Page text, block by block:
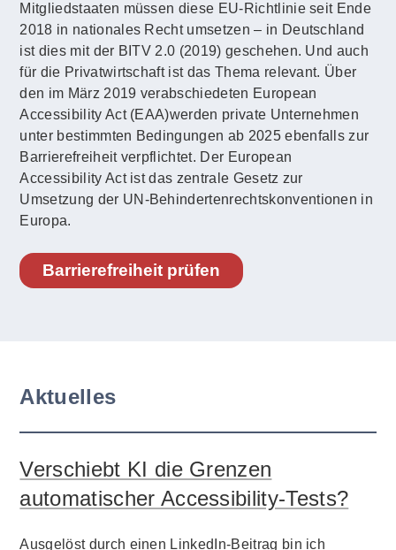
Mitgliedstaaten müssen diese EU-Richtlinie seit Ende
2018 in nationales Recht umsetzen – in Deutschland
ist dies mit der BITV 2.0 (2019) geschehen. Und auch
für die Privatwirtschaft ist das Thema relevant. Über
den im März 2019 verabschiedeten European
Accessibility Act (EAA)werden private Unternehmen
unter bestimmten Bedingungen ab 2025 ebenfalls zur
Barrierefreiheit verpflichtet. Der European
Accessibility Act ist das zentrale Gesetz zur
Umsetzung der UN-Behindertenrechtskonventionen in
Europa.
Barrierefreiheit prüfen
Aktuelles
Verschiebt KI die Grenzen
automatischer Accessibility-Tests?
Ausgelöst durch einen LinkedIn-Beitrag bin ich